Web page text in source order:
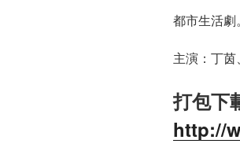
都市生活劇。
主演：丁
打包下
http://